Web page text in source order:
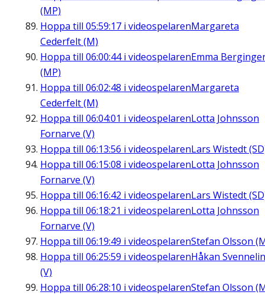
(MP)
Hoppa till 05:59:17 i videospelarenMargareta
Cederfelt (M)
Hoppa till 06:00:44i videospelarenEmma
(MP)
Hoppa till 06:02:48 i videospelarenMargareta
Cederfelt (M)
Hoppa till 06:04:01 i videospelarenLotta Johnsson
Fornarve (V)
Hoppa till 06:13:56 i videospelarenLars Wistedt
Hoppa till 06:15:08 i videospelarenLotta Johnsson
Fornarve (V)
Hoppa till 06:16:42 i videospelarenLars Wistedt
Hoppa till 06:18:21 i videospelarenLotta Johnsson
Fornarve (V)
Hoppa till 06:19:49 i videospelarenStefan Olsson
Hoppa till 06:25:59 i videospelarenHåkan
(V)
Hoppa till 06:28:10 i videospelarenStefan Olsson